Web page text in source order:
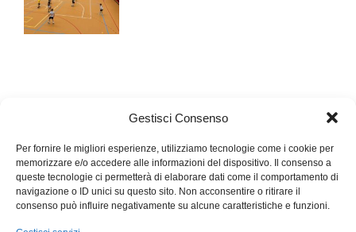
Gestisci Consenso
Per fornire le migliori esperienze, utilizziamo tecnologie come i cookie per
memorizzare e/o accedere alle informazioni del dispositivo. Il consenso a
queste tecnologie ci permetterà di elaborare dati come il comportamento di
navigazione o ID unici su questo sito. Non acconsentire o ritirare il
consenso può influire negativamente su alcune caratteristiche e funzioni.